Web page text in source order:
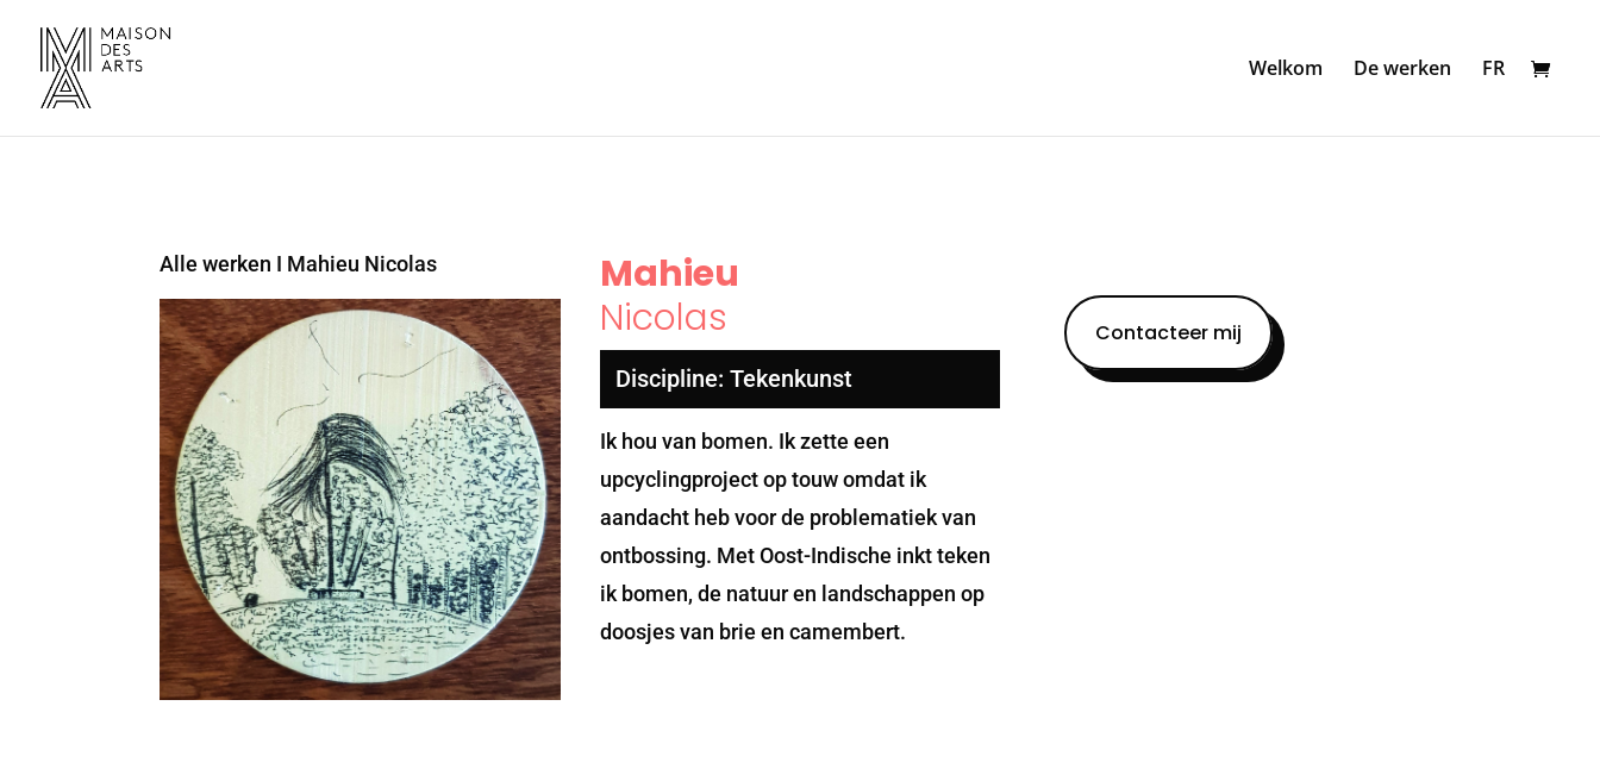
Welkom De werken FR
Alle werken I Mahieu Nicolas
Mahieu
Nicolas
Discipline: Tekenkunst
Ik hou van bomen. Ik zette een
upcyclingproject op touw omdat ik
aandacht heb voor de problematiek van
ontbossing. Met Oost-Indische inkt teken
ik bomen, de natuur en landschappen op
doosjes van brie en camembert.
Contacteer mij